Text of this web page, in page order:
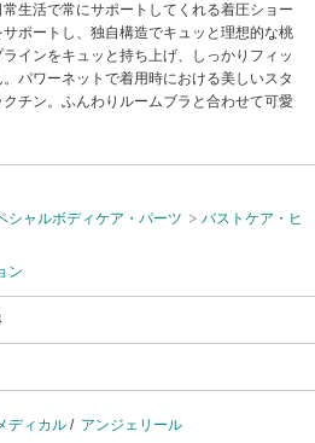
生活で常にサポートしてくれる着圧ショー
ポートし、独自構造でキュッと理想的な桃
インをキュッと持ち上げ、しっかりフィッ
パワーネットで着用時における美しいスタ
チン。ふんわりルームブラと合わせて可愛
シャルボディケア・パーツ
バストケア・ヒ
ン
ディカル / アンジェリール